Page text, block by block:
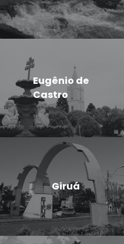
Eugênio de
Castro
Giruá